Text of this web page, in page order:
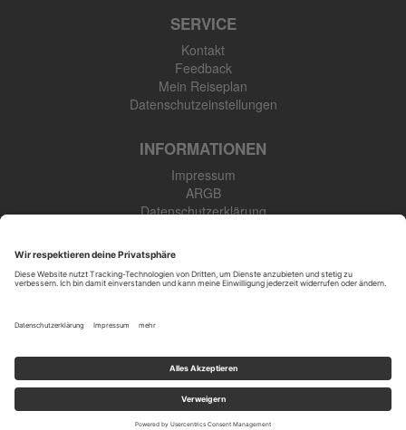
SERVICE
Kontakt
Feedback
Mein Reiseplan
Datenschutzeinstellungen
INFORMATIONEN
Impressum
ARGB
Datenschutzerklärung
48308 Senden-Bösensell
Öffnungszeiten: Mo.-Fr. 09:00-17:00